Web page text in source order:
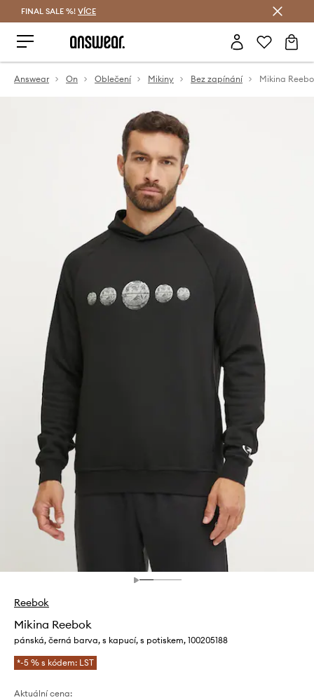
FINAL SALE %! VÍCE
Answear On Oblečení Mikiny Bez zapínání Mikina
Reebok
Mikina Reebok
pánská, černá barva, s kapucí, s potiskem, 100205188
*-5 % s kódem: LST
Aktuální cena: